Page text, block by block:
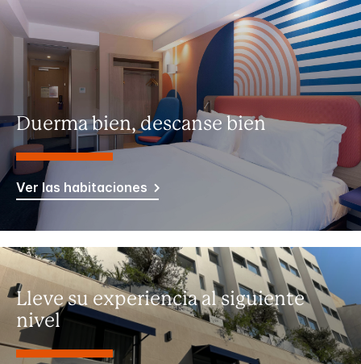
Duerma bien, descanse bien
Ver las habitaciones
Lleve su experiencia al siguiente
nivel